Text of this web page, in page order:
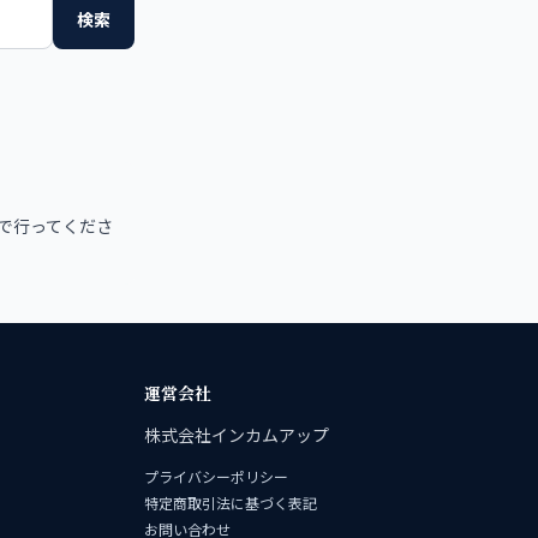
検索
行ってくださ
運営会社
株式会社インカムアップ
プライバシーポリシー
特定商取引法に基づく表記
お問い合わせ